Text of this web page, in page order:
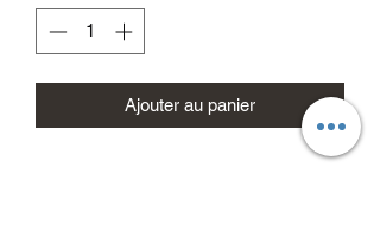
Ajouter au panier